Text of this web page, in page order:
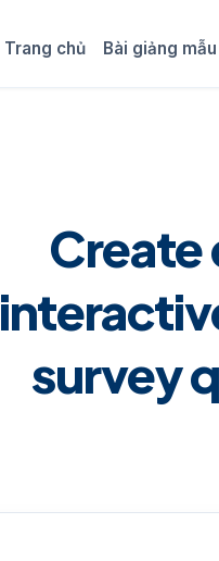
Trang chủ Bài giảng mẫu
Create
survey